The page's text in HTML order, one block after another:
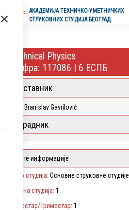
АКАДЕМИЈA ТЕХНИЧКО-УМЕТНИЧКИХ
СТРУКОВНИХ СТУДИЈА БЕОГРАД
Technical Physics
Шифра: 117086 | 6 ЕСПБ
Опште информације
Ниво студија: Основне струковне студије
Година студија: 1
Семестар/Триместар: 1
Наставник
Phd Branislav Gavrilović
Сарадник